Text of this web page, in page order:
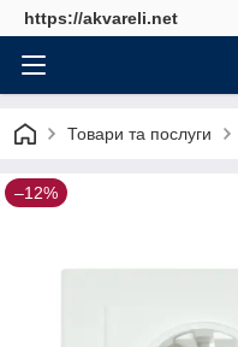
https://akvareli.net
Товари та послуги
–12%